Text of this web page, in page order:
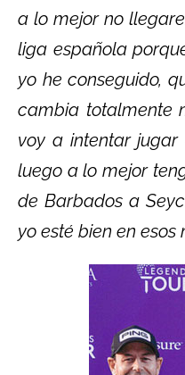
a lo mejor no
liga española
yo he conseguido,
cambia totalmente
voy a intentar jugar
luego a lo mejor
de Barbados a
yo esté bien en esos